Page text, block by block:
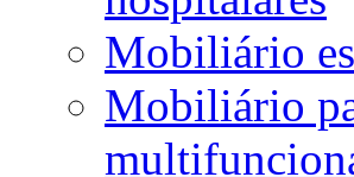
Mobiliário
Mobiliário